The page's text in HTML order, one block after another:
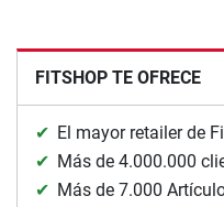
FITSHOP TE OFRECE
El mayor retailer de
Más de 4.000.000
Más de 7.000